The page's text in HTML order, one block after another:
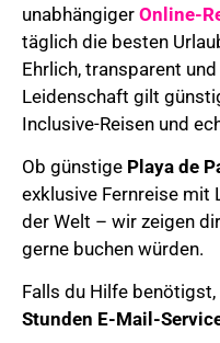
unabhängiger Online-
täglich die besten
Ehrlich, transparent
Leidenschaft gilt
Inclusive-Reisen und
Ob günstige Playa de
exklusive Fernreise mit
der Welt – wir zeigen
gerne buchen würden.
Falls du Hilfe
Stunden E-Mail-